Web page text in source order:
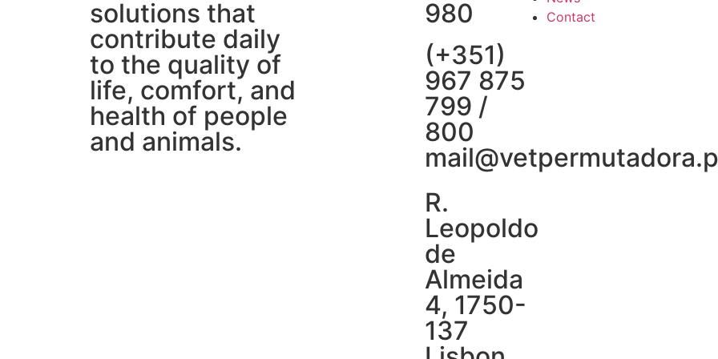
solutions that
contribute daily
to the quality of
life, comfort, and
health of people
and animals.
980
(+351)
967 875
799 /
800
R.
Leopoldo
de
Almeida
4, 1750-
137
Contact